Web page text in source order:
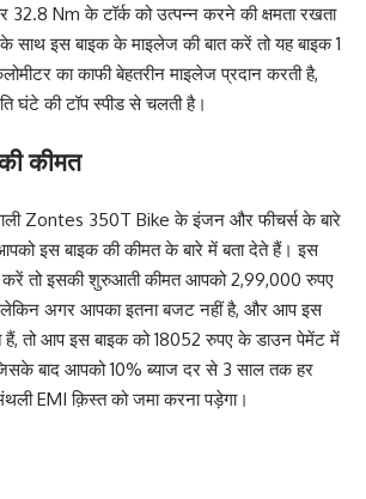
32.8 Nm के टॉर्क को उत्पन्न करने की क्षमता रखता
इस बाइक के माइलेज की बात करें तो यह बाइक 1
का काफी बेहतरीन माइलेज प्रदान करती है,
घंटे की टॉप स्पीड से चलती है।
कीमत
Zontes 350T Bike के इंजन और फीचर्स के बारे
इस बाइक की कीमत के बारे में बता देते हैं। इस
करें तो इसकी शुरुआती कीमत आपको 2,99,000 रुपए
अगर आपका इतना बजट नहीं है, और आप इस
हैं, तो आप इस बाइक को 18052 रुपए के डाउन पेमेंट में
बाद आपको 10% ब्याज दर से 3 साल तक हर
EMI क़िस्त को जमा करना पड़ेगा।